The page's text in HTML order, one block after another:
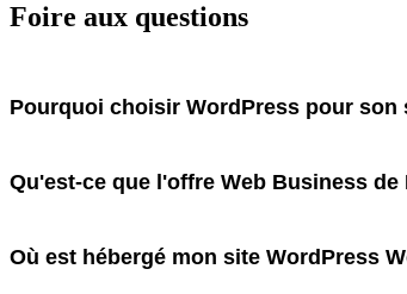
Foire aux questions
Pourquoi choisir WordPress pour son
Qu'est-ce que l'offre Web Business de
Où est hébergé mon site WordPress